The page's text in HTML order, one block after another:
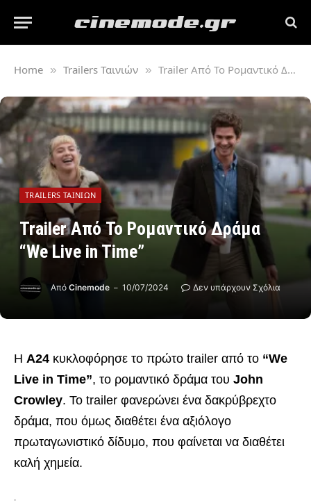
Home » Trailers Ταινιών » Trailer Από Το Ρομαντικό Δράμα “We Live in Time”
TRAILERS ΤΑΙΝΙΏΝ
Trailer Από Το Ρομαντικό Δράμα
“We Live in Time”
Από Cinemode 10/07/2024 Δεν υπάρχουν Σχόλια
Η A24 κυκλοφόρησε το πρώτο trailer από το “We
Live in Time”, το ρομαντικό δράμα του John
Crowley. Το trailer φανερώνει ένα δακρύβρεχτο
δράμα, που όμως διαθέτει ένα αξιόλογο
πρωταγωνιστικό δίδυμο, που φαίνεται να διαθέτει
καλή χημεία.